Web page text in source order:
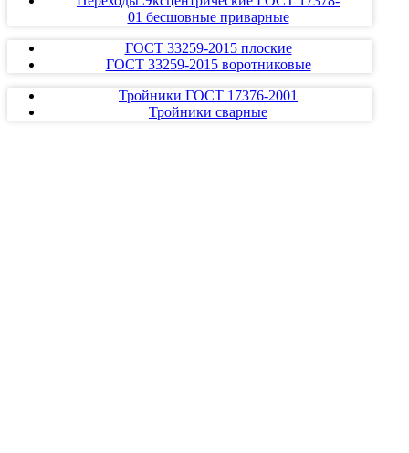
01 бесшовные приварные
ГОСТ 33259-2015 плоские
ГОСТ 33259-2015 воротниковые
Тройники ГОСТ 17376-2001
Тройники сварные